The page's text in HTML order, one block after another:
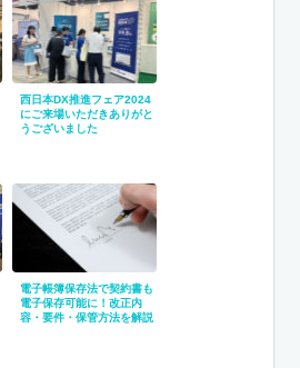
西日本DX推進フェア2024
にご来場いただきありがと
うございました
電子帳簿保存法で契約書も
電子保存可能に！改正内
容・要件・保管方法を解説